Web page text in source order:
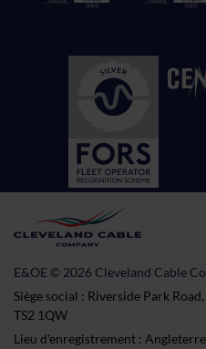
E&OE © 2026 Cleveland Cable
Siège social : Riverside Park
TS2 1QW
Lieu d'enregistrement :